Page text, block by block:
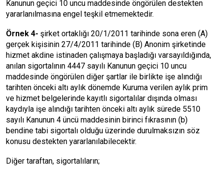
Kanunun geçici 10 uncu maddesinde öngörülen destekten
yararlanılmasına engel teşkil etmemektedir.
Örnek 4- şirket ortaklığı 20/1/2011 tarihinde sona eren (A)
gerçek kişisinin 27/4/2011 tarihinde (B) Anonim şirketinde
hizmet akdine istinaden çalışmaya başladığı varsayıldığında,
anılan sigortalının 4447 sayılı Kanunun geçici 10 uncu
maddesinde öngörülen diğer şartlar ile birlikte işe alındığı
tarihten önceki altı aylık dönemde Kuruma verilen aylık prim
ve hizmet belgelerinde kayıtlı sigortalılar dışında olması
kaydıyla işe alındığı tarihten önceki altı aylık sürede 5510
sayılı Kanunun 4 üncü maddesinin birinci fıkrasının (b)
bendine tabi sigortalı olduğu üzerinde durulmaksızın söz
konusu destekten yararlanılabilecektir.
Diğer taraftan, sigortalıların;